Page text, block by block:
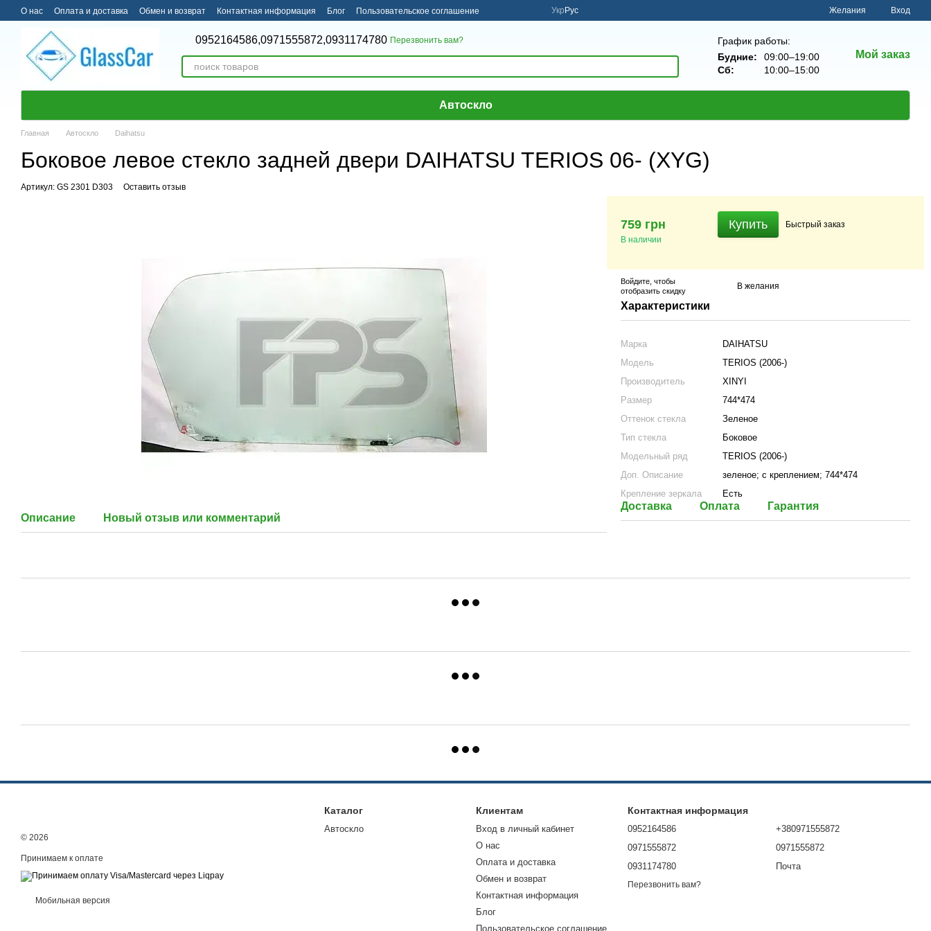
Перейти к основному контенту
О нас Оплата и доставка Обмен и возврат Контактная информация Блог Пользовательское соглашение Укр Рус Желания Вход
0952164586,0971555872,0931174780 Перезвонить вам?
График работы:
Будние:
09:00–19:00
Сб:
10:00–15:00
Мой заказ
Автоскло
Главная Автоскло Daihatsu
Боковое левое стекло задней двери DAIHATSU TERIOS 06- (XYG)
Артикул: GS 2301 D303 Оставить отзыв
Описание Новый отзыв или комментарий
759 грн
В наличии
Купить Быстрый заказ
Войдите , чтобы
отобразить скидку
В желания
Характеристики
Марка
DAIHATSU
Модель
TERIOS (2006-)
Производитель
XINYI
Размер
744*474
Оттенок стекла
Зеленое
Тип стекла
Боковое
Модельный ряд
TERIOS (2006-)
Доп. Описание
зеленое; с креплением; 744*474
Крепление зеркала
Есть
Доставка Оплата Гарантия
© 2026
Принимаем к оплате
Мобильная версия
Каталог
Автоскло
Клиентам
Вход в личный кабинет
О нас
Оплата и доставка
Обмен и возврат
Контактная информация
Блог
Пользовательское соглашение
Контактная информация
0952164586
0971555872
0931174780
Перезвонить вам?
+380971555872
0971555872
Почта